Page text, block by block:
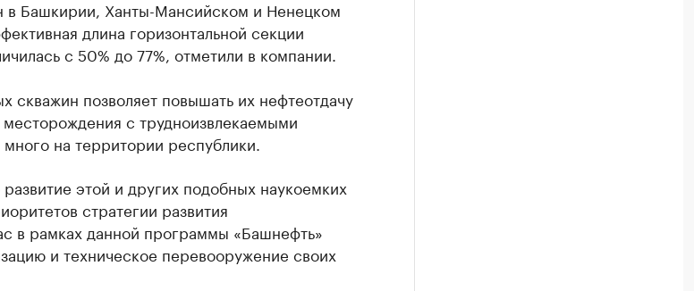
в Башкирии, Ханты-Мансийском и Ненецком
длина горизонтальной секции
с 50% до 77%, отметили в компании.
скважин позволяет повышать их нефтеотдачу
с трудноизвлекаемыми
на территории республики.
этой и других подобных наукоемких
стратегии развития
в рамках данной программы «Башнефть»
и техническое перевооружение своих